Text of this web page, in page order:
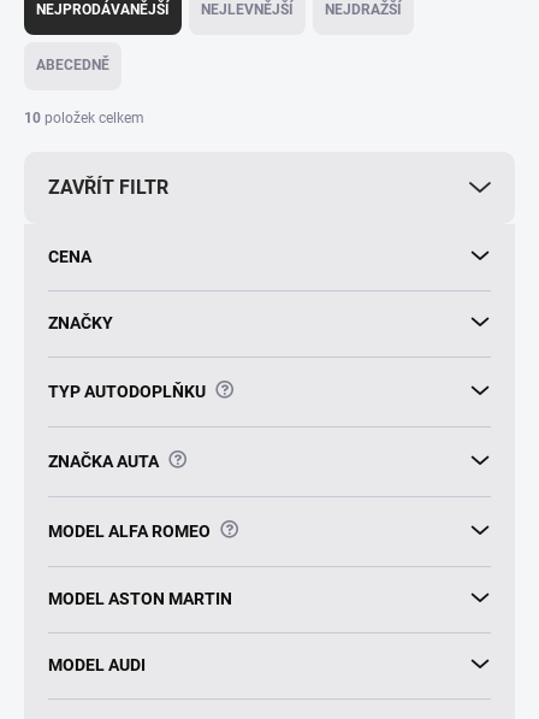
z
í
NEJPRODÁVANĚJŠÍ NEJLEVNĚJŠÍ NEJDRAŽŠÍ
ABECEDNĚ
10 položek celkem
ZAVŘÍT FILTR
CENA
ZNAČKY
TYP AUTODOPLŇKU ?
ZNAČKA AUTA ?
MODEL ALFA ROMEO ?
MODEL ASTON MARTIN
MODEL AUDI